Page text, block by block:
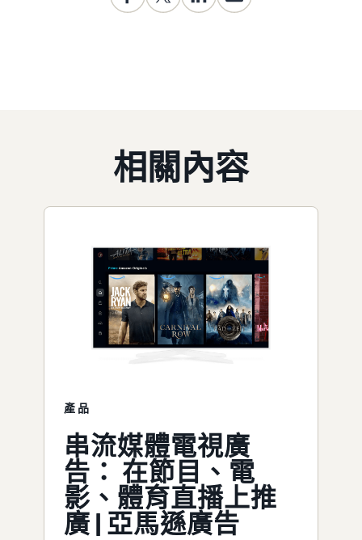
相關內容
產品
串流媒體電視廣
告： 在節目、電
影、體育直播上推
廣 | 亞馬遜廣告